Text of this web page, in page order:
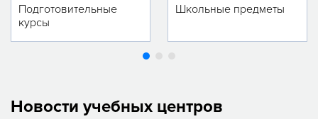
Подготовительные
курсы
Школьные предметы
Новости учебных центров